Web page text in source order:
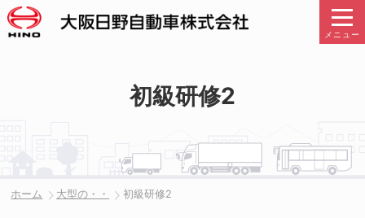
メニュー
初級研修2
ホーム 大型の・・ 初級研修2